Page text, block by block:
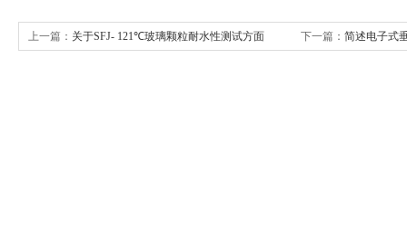
上一篇： 关于SFJ- 121℃玻璃颗粒耐水性测试方面 下一篇： 简述电子式